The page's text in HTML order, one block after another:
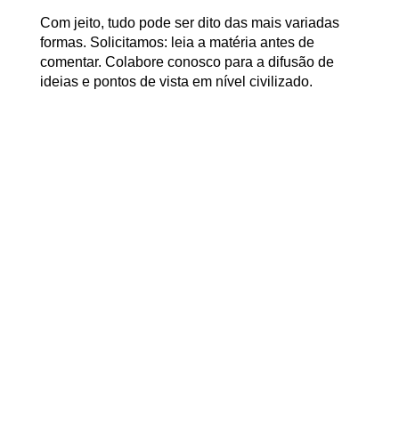
Com jeito, tudo pode ser dito das mais variadas
formas. Solicitamos: leia a matéria antes de
comentar. Colabore conosco para a difusão de
ideias e pontos de vista em nível civilizado.